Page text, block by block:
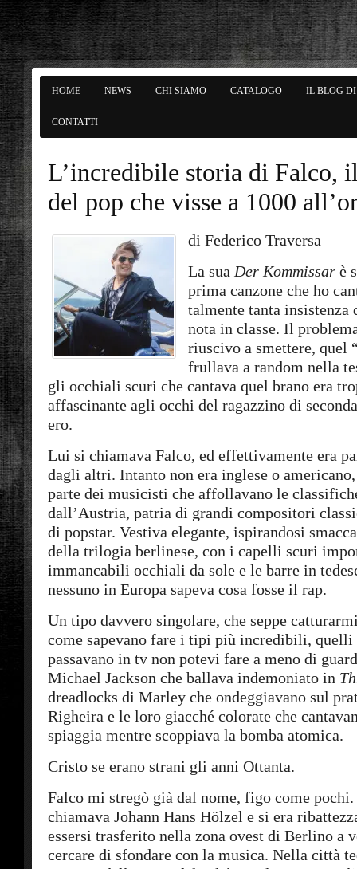
HOME NEWS CHI SIAMO CATALOGO IL BLOG
CONTATTI
L’incredibile storia di Falco,
del pop che visse a 1000
di Federico Traversa
La sua Der Kommissar è
prima canzone che ho
talmente tanta insistenza
nota in classe. Il
riuscivo a smettere, quel
frullava a random nella
gli occhiali scuri che cantava quel brano era
affascinante agli occhi del ragazzino di
ero.
Lui si chiamava Falco, ed effettivamente era
dagli altri. Intanto non era inglese o
parte dei musicisti che affollavano le
dall’Austria, patria di grandi compositori
di popstar. Vestiva elegante, ispirandosi
della trilogia berlinese, con i capelli scuri
immancabili occhiali da sole e le barre in
nessuno in Europa sapeva cosa fosse il rap.
Un tipo davvero singolare, che seppe
come sapevano fare i tipi più incredibili, quelli
passavano in tv non potevi fare a meno di
Michael Jackson che ballava indemoniato in
dreadlocks di Marley che ondeggiavano sul
Righeira e le loro giacché colorate che
spiaggia mentre scoppiava la bomba atomica.
Cristo se erano strani gli anni Ottanta.
Falco mi stregò già dal nome, figo come
chiamava Johann Hans Hölzel e si era
essersi trasferito nella zona ovest di Berlino a
cercare di sfondare con la musica. Nella città